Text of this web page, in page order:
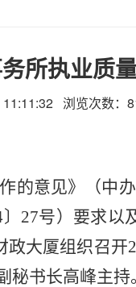
所执业质
浏览次数：
的意见》（中
27号）要求
大厦组织召
书长高峰主持